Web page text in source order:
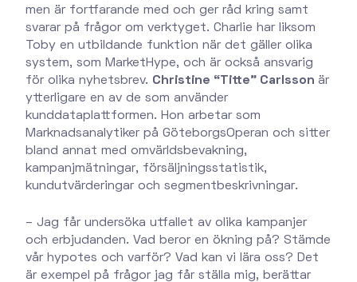
men är fortfarande med och ger råd kring samt
svarar på frågor om verktyget. Charlie har liksom
Toby en utbildande funktion när det gäller olika
system, som MarketHype, och är också ansvarig
för olika nyhetsbrev. Christine “Titte” Carlsson är
ytterligare en av de som använder
kunddataplattformen. Hon arbetar som
Marknadsanalytiker på GöteborgsOperan och sitter
bland annat med omvärldsbevakning,
kampanjmätningar, försäljningsstatistik,
kundutvärderingar och segmentbeskrivningar.
– Jag får undersöka utfallet av olika kampanjer
och erbjudanden. Vad beror en ökning på? Stämde
vår hypotes och varför? Vad kan vi lära oss? Det
är exempel på frågor jag får ställa mig, berättar